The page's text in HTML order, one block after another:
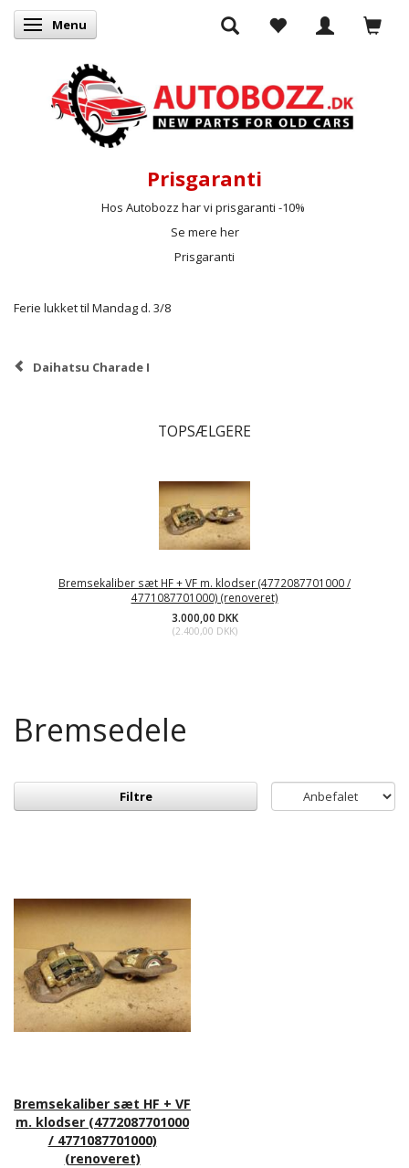
Skifte navigation
Menu
Prisgaranti
Hos Autobozz har vi prisgaranti -10%
Se mere her
Prisgaranti
Ferie lukket til Mandag d. 3/8
Daihatsu Charade I
TOPSÆLGERE
Bremsekaliber sæt HF + VF m. klodser (4772087701000 /
4771087701000) (renoveret)
3.000,00 DKK
(2.400,00 DKK)
Bremsedele
Filtre
Bremsekaliber sæt HF + VF
m. klodser (4772087701000
/ 4771087701000)
(renoveret)